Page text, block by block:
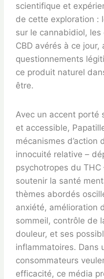
scientifique et
de cette exploration :
sur le cannabidiol,
CBD avérés à ce jour,
questionnements
ce produit naturel
être.
Avec un accent porté
et accessible,
mécanismes d’action
innocuité relative –
psychotropes du
soutenir la santé
thèmes abordés
anxiété, amélioration
sommeil, contrôle de
douleur, et ses
inflammatoires. Dans
consommateurs
efficacité, ce média